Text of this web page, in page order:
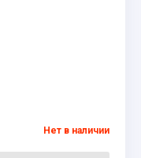
Нет в наличии